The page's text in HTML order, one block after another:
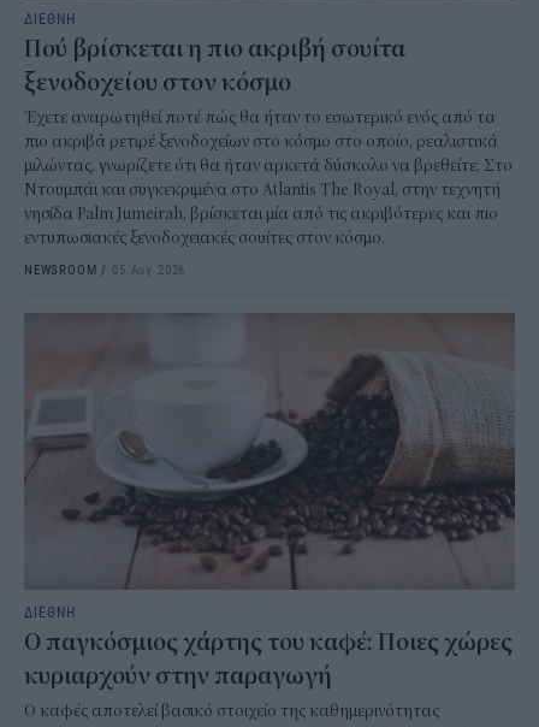
ΔΙΕΘΝΗ
Πού βρίσκεται η πιο ακριβή σουίτα
ξενοδοχείου στον κόσμο
Έχετε αναρωτηθεί ποτέ πώς θα ήταν το εσωτερικό ενός από τα
πιο ακριβά ρετιρέ ξενοδοχείων στο κόσμο στο οποίο, ρεαλιστικά
μιλώντας, γνωρίζετε ότι θα ήταν αρκετά δύσκολο να βρεθείτε; Στο
Ντουμπάι και συγκεκριμένα στο Atlantis The Royal, στην τεχνητή
νησίδα Palm Jumeirah, βρίσκεται μία από τις ακριβότερες και πιο
εντυπωσιακές ξενοδοχειακές σουίτες στον κόσμο.
NEWSROOM / 05 Αυγ 2026
ΔΙΕΘΝΗ
Ο παγκόσμιος χάρτης του καφέ: Ποιες χώρες
κυριαρχούν στην παραγωγή
Ο καφές αποτελεί βασικό στοιχείο της καθημερινότητας